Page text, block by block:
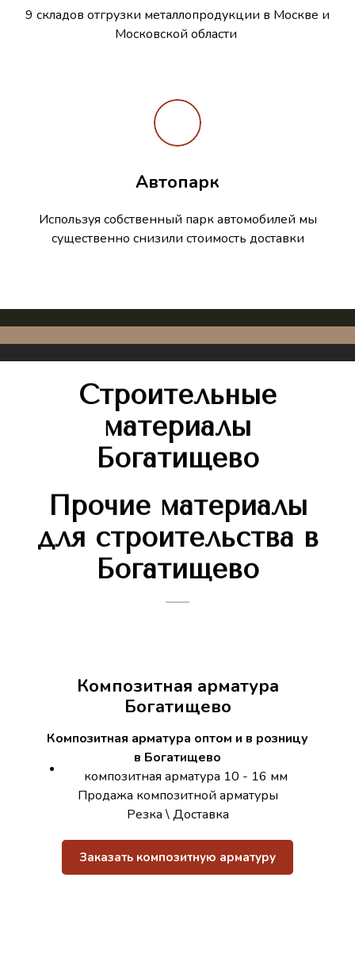
9 складов отгрузки металлопродукции в Москве и
Московской области
Автопарк
Используя собственный парк автомобилей мы
существенно снизили стоимость доставки
Строительные
материалы
Богатищево
Прочие материалы
для строительства в
Богатищево
Композитная арматура
Богатищево
Композитная арматура оптом и в розницу
в Богатищево
композитная арматура 10 - 16 мм
Продажа композитной арматуры
Резка \ Доставка
Заказать композитную арматуру